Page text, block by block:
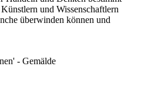
und Wissenschaftlern
überwinden können und
- Gemälde